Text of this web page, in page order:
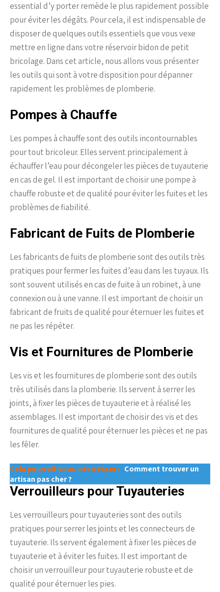
essential d’y porter remède le plus rapidement possible
pour éviter les dégâts. Pour cela, il est indispensable de
disposer de quelques outils essentiels que vous vexe
mettre en ligne dans votre réservoir bidon de petit
bricolage. Dans cet article, nous allons vous présenter
les outils qui sont à votre disposition pour dépanner
rapidement les problèmes de plomberie.
Pompes à Chauffe
Les pompes à chauffe sont des outils incontournables
pour tout bricoleur. Elles servent principalement à
échauffer l’eau pour décongeler les pièces de tuyauterie
en cas de gel. Il est important de choisir une pompe à
chauffe robuste et de qualité pour éviter les fuites et les
problèmes de fiabilité.
Fabricant de Fuits de Plomberie
Les fabricants de fuits de plomberie sont des outils très
pratiques pour fermer les fuites d’eau dans les tuyaux. Ils
sont souvent utilisés en cas de fuite à un robinet, à une
connexion ou à une vanne. Il est important de choisir un
fabricant de fruits de qualité pour éternuer les fuites et
ne pas les répéter.
Vis et Fournitures de Plomberie
Les vis et les fournitures de plomberie sont des outils
très utilisés dans la plomberie. Ils servent à serrer les
joints, à fixer les pièces de tuyauterie et à réalisé les
assemblages. Il est important de choisir des vis et des
fournitures de qualité pour éternuer les pièces et ne pas
les fêler.
Cela pourrait vous interrésser : Comment trouver un
artisan pas cher ?
Verrouilleurs pour Tuyauteries
Les verrouilleurs pour tuyauteries sont des outils
pratiques pour serrer les joints et les connecteurs de
tuyauterie. Ils servent également à fixer les pièces de
tuyauterie et à éviter les fuites. Il est important de
choisir un verrouilleur pour tuyauterie robuste et de
qualité pour éternuer les pies.